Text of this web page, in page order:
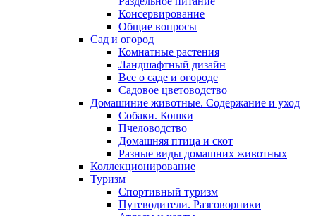
Консервирование
Общие вопросы
Сад и огород
Комнатные растения
Ландшафтный дизайн
Все о саде и огороде
Садовое цветоводство
Домашиние животные. Содержание и уход
Собаки. Кошки
Пчеловодство
Домашняя птица и скот
Разные виды домашних животных
Коллекционирование
Туризм
Спортивный туризм
Путеводители. Разговорники